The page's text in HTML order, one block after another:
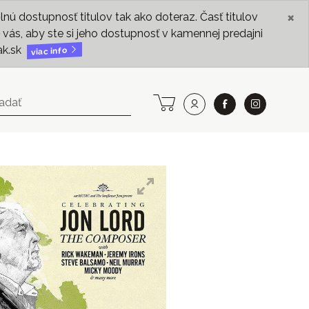
dostupnosť titulov tak ako doteraz. Časť titulov
aby ste si jeho dostupnosť v kamennej predajni
viac info
×